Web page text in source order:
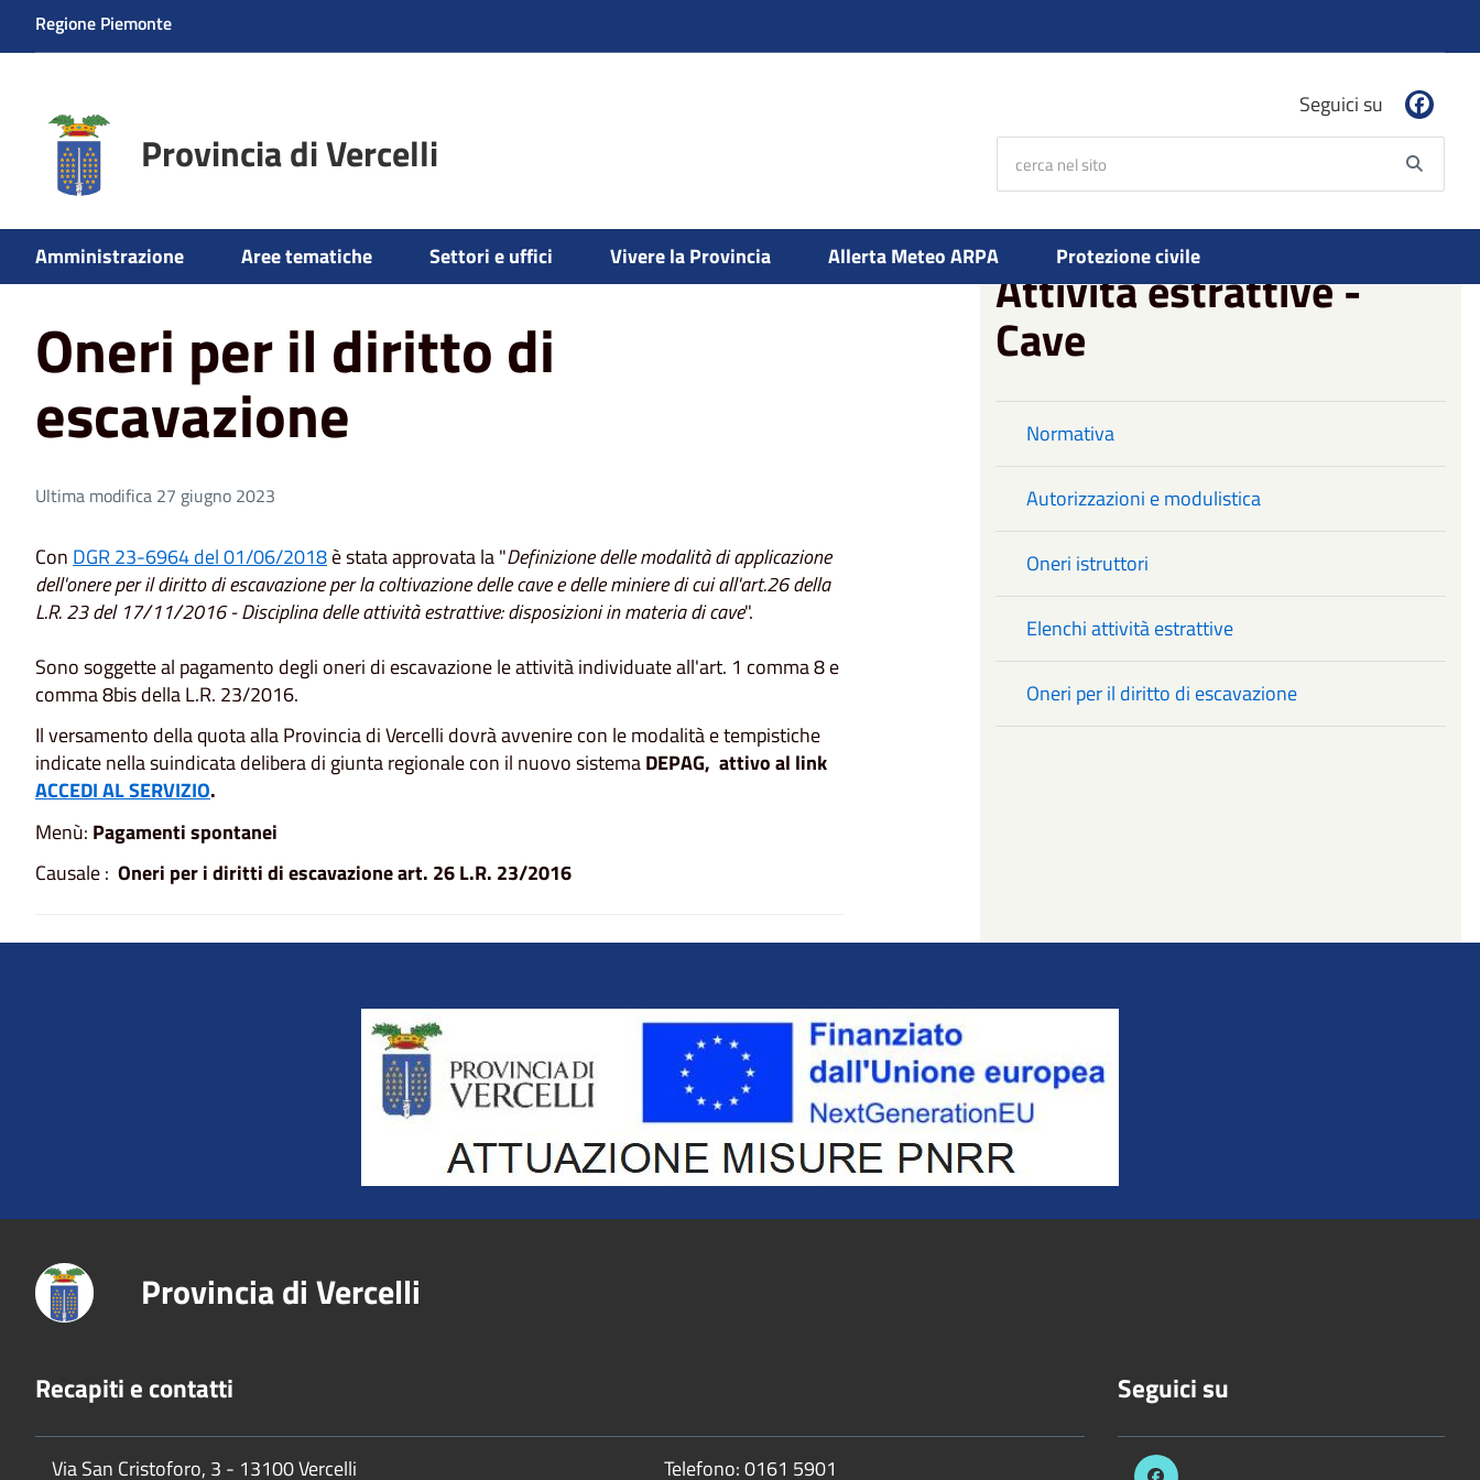
Regione Piemonte
Provincia di Vercelli
Seguici su
Amministrazione Aree tematiche Settori e uffici Vivere la Provincia Allerta Meteo ARPA Protezione civile
Home Aree tematiche Ambiente Attività estrattive - Cave Oneri per il diritto di escavazione
Oneri per il diritto di
escavazione
Ultima modifica 27 giugno 2023
Con DGR 23-6964 del 01/06/2018è stata approvata la "Definizione delle modalità di applicazione
dell'onere per il diritto di escavazione per la coltivazione delle cave e delle miniere di cui all'art.26 della
L.R. 23 del 17/11/2016 - Disciplina delle attività estrattive: disposizioni in materia di cave".
Sono soggette al pagamento degli oneri di escavazione le attività individuate all'art. 1 comma 8 e
comma 8bis della L.R. 23/2016.
Il versamento della quota alla Provincia di Vercelli dovrà avvenire con le modalità e tempistiche
indicate nella suindicata delibera di giunta regionale con il nuovo sistemaDEPAG, attivo al link
ACCEDI AL SERVIZIO.
Menù: Pagamenti spontanei
Causale : Oneri per i diritti di escavazione art. 26 L.R. 23/2016
Attività estrattive -
Cave
Normativa
Autorizzazioni e modulistica
Oneri istruttori
Elenchi attività estrattive
Oneri per il diritto di escavazione
Title
Provincia di Vercelli
Recapiti e contatti
Via San Cristoforo, 3 - 13100 Vercelli Telefono:0161 5901
Seguici su